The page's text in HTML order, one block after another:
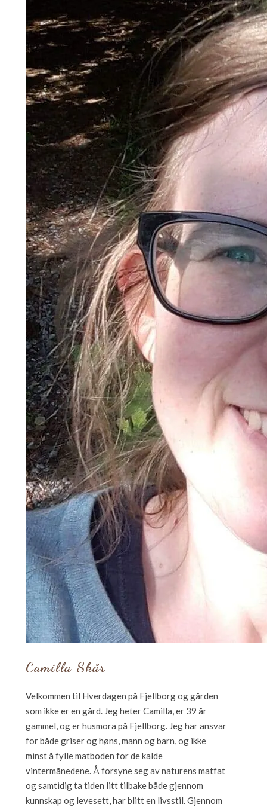
Camilla Skår
Velkommen til Hverdagen på Fjellborg og gården
som ikke er en gård. Jeg heter Camilla, er 39 år
gammel, og er husmora på Fjellborg. Jeg har ansvar
for både griser og høns, mann og barn, og ikke
minst å fylle matboden for de kalde
vintermånedene. Å forsyne seg av naturens matfat
og samtidig ta tiden litt tilbake både gjennom
kunnskap og levesett, har blitt en livsstil. Gjennom